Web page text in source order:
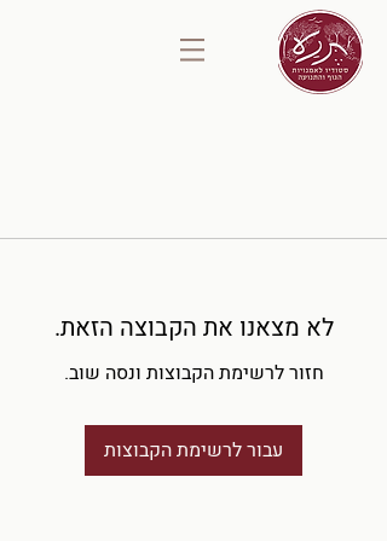
לא מצאנו את הקבוצה הזאת.
חזור לרשימת הקבוצות ונסה שוב.
עבור לרשימת הקבוצות